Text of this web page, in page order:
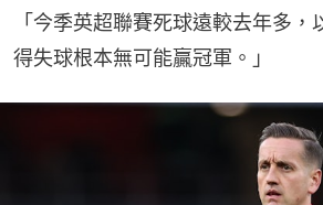
「今季英超聯賽死球遠較去年多，
得失球根本無可能贏冠軍。」